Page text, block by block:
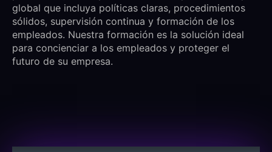
global que incluya políticas claras, procedimientos
sólidos, supervisión continua y formación de los
empleados. Nuestra formación es la solución ideal
para concienciar a los empleados y proteger el
futuro de su empresa.